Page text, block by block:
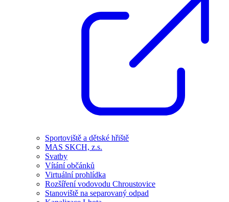
Sportoviště a dětské hřiště
MAS SKCH, z.s.
Svatby
Vítání občánků
Virtuální prohlídka
Rozšíření vodovodu Chroustovice
Stanoviště na separovaný odpad